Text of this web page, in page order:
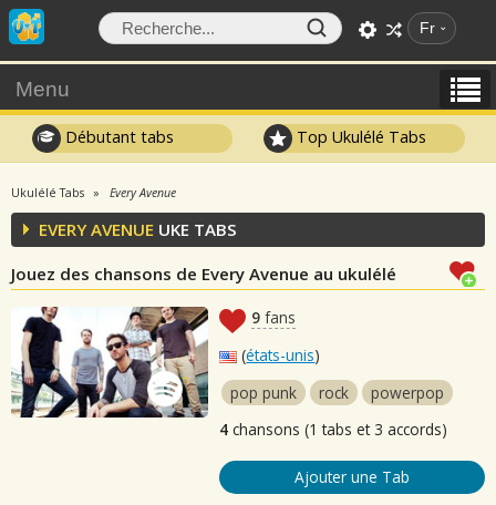
Fr
Menu
Débutant tabs Top Ukulélé Tabs
Ukulélé Tabs Every Avenue
EVERY AVENUE UKE TABS
Jouez des chansons de Every Avenue au ukulélé
9 fans
(états-unis)
pop punk
rock
powerpop
4 chansons (1 tabs et 3 accords)
Ajouter une Tab